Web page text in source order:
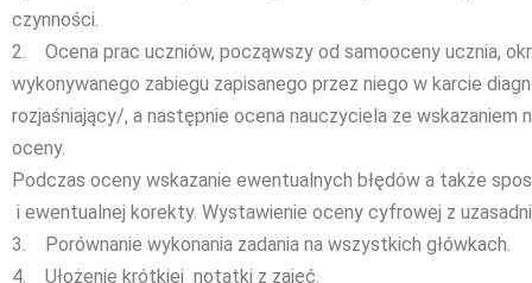
czynności.
2. Ocena prac uczniów, począwszy od samooceny ucznia,
wykonywanego zabiegu zapisanego przez niego w karcie
rozjaśniający/, a następnie ocena nauczyciela ze
oceny.
Podczas oceny wskazanie ewentualnych błędów a także
i ewentualnej korekty. Wystawienie oceny cyfrowej z
3. Porównanie wykonania zadania na wszystkich główkach.
4. Ułożenie krótkiej notatki z zajęć.